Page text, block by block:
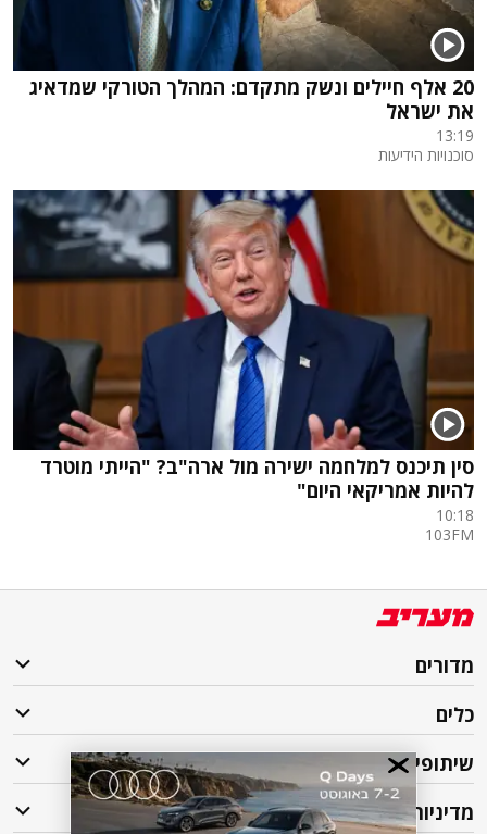
20 אלף חיילים ונשק מתקדם: המהלך הטורקי שמדאיג
את ישראל
13:19
סוכנויות הידיעות
סין תיכנס למלחמה ישירה מול ארה"ב? "הייתי מוטרד
להיות אמריקאי היום"
10:18
103FM
מדורים
כלים
שיתופי פעולה
מדיניות